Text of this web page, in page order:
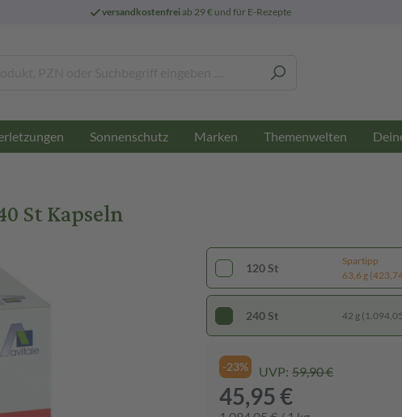
versandkostenfreiab 29 € und für E-Rezepte
Sonnenschutz Marken Themenwelten
St Kapseln
120 St
Spartipp
63,6 g
240 St 42 g
-23% UVP: 59,90 €
45,95 €